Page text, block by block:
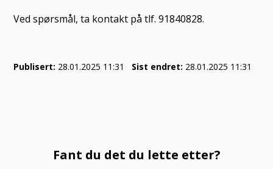
Ved spørsmål, ta kontakt på tlf. 91840828.
Publisert 28.01.2025 11:31 Sist endret 28.01.2025 11:31
Fant du det du lette etter?